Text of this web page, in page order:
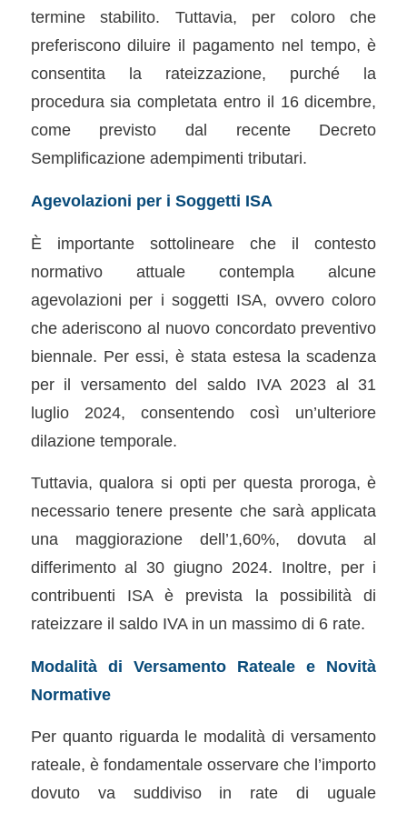
termine stabilito. Tuttavia, per coloro che
preferiscono diluire il pagamento nel tempo, è
consentita la rateizzazione, purché la
procedura sia completata entro il 16 dicembre,
come previsto dal recente Decreto
Semplificazione adempimenti tributari.
Agevolazioni per i Soggetti ISA
È importante sottolineare che il contesto
normativo attuale contempla alcune
agevolazioni per i soggetti ISA, ovvero coloro
che aderiscono al nuovo concordato preventivo
biennale. Per essi, è stata estesa la scadenza
per il versamento del saldo IVA 2023 al 31
luglio 2024, consentendo così un’ulteriore
dilazione temporale.
Tuttavia, qualora si opti per questa proroga, è
necessario tenere presente che sarà applicata
una maggiorazione dell’1,60%, dovuta al
differimento al 30 giugno 2024. Inoltre, per i
contribuenti ISA è prevista la possibilità di
rateizzare il saldo IVA in un massimo di 6 rate.
Modalità di Versamento Rateale e Novità
Normative
Per quanto riguarda le modalità di versamento
rateale, è fondamentale osservare che l’importo
dovuto va suddiviso in rate di uguale